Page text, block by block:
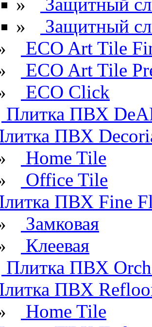
»
Защитный
ECO Art Tile
ECO Art Tile
ECO Click
Плитка ПВХ
ПВХ
Home Tile
Office Tile
ПВХ Fine
Замковая
Клеевая
Плитка ПВХ
ПВХ
Home Tile